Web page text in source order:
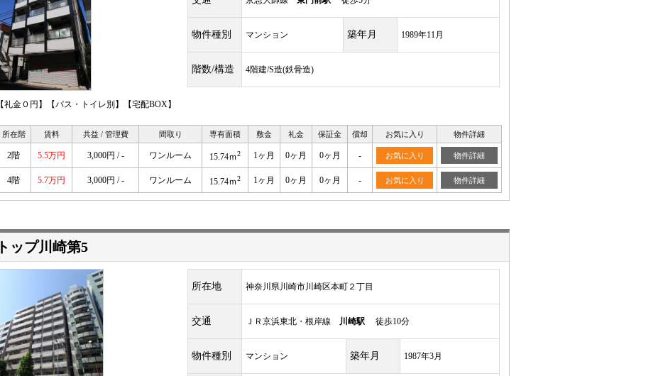
物件種別 マンション 築年月 1989年11月
階数/構造 4階建/S造(鉄骨造)
【礼金０円】【バス・トイレ別】【宅配BOX】
所在階 賃料 共益 / 管理費 間取り 専有面積 敷金 礼金 保証金 償却 お気に入り 物件詳細
2階 5.5万円 3,000円 / - ワンルーム 15.74ｍ2 1ヶ月 0ヶ月 0ヶ月 - お気に入り 物件詳細
4階 5.7万円 3,000円 / - ワンルーム 15.74ｍ2 1ヶ月 0ヶ月 0ヶ月 - お気に入り 物件詳細
トップ川崎第5
所在地 神奈川県川崎市川崎区本町２丁目
交通 ＪＲ京浜東北・根岸線 川崎駅 徒歩10分
物件種別 マンション 築年月 1987年3月